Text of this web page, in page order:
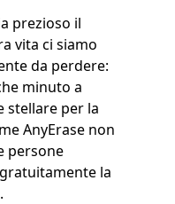
prezioso il
vita ci siamo
da perdere:
minuto a
stellare per la
AnyErase non
persone
la